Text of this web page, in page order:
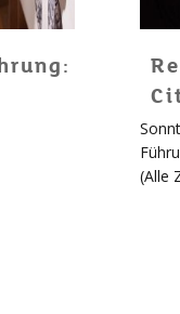
(Alle